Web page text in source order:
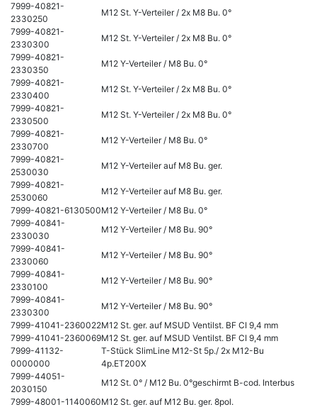
7999-40821-
2330250
M12 St. Y-Verteiler / 2x M8 Bu. 0°
7999-40821-
2330300
M12 St. Y-Verteiler / 2x M8 Bu. 0°
7999-40821-
2330350
M12 Y-Verteiler / M8 Bu. 0°
7999-40821-
2330400
M12 St. Y-Verteiler / 2x M8 Bu. 0°
7999-40821-
2330500
M12 St. Y-Verteiler / 2x M8 Bu. 0°
7999-40821-
2330700
M12 Y-Verteiler / M8 Bu. 0°
7999-40821-
2530030
M12 Y-Verteiler auf M8 Bu. ger.
7999-40821-
2530060
M12 Y-Verteiler auf M8 Bu. ger.
7999-40821-6130500M12 Y-Verteiler / M8 Bu. 0°
7999-40841-
2330030
M12 Y-Verteiler / M8 Bu. 90°
7999-40841-
2330060
M12 Y-Verteiler / M8 Bu. 90°
7999-40841-
2330100
M12 Y-Verteiler / M8 Bu. 90°
7999-40841-
2330300
M12 Y-Verteiler / M8 Bu. 90°
7999-41041-2360022M12 St. ger. auf MSUD Ventilst. BF CI 9,4 mm
7999-41041-2360069M12 St. ger. auf MSUD Ventilst. BF CI 9,4 mm
7999-41132-
0000000
T-Stück SlimLine M12-St 5p./ 2x M12-Bu
4p.ET200X
7999-44051-
2030150
M12 St. 0° / M12 Bu. 0°geschirmt B-cod. Interbus
7999-48001-1140060M12 St. ger. auf M12 Bu. ger. 8pol.